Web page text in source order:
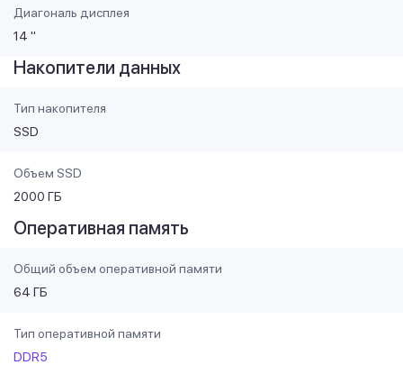
Диагональ дисплея
14 "
Накопители данных
Тип накопителя
SSD
Объем SSD
2000 ГБ
Оперативная память
Общий объем оперативной памяти
64 ГБ
Тип оперативной памяти
DDR5